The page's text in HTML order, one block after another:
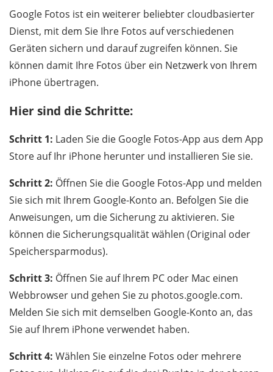
Google Fotos ist ein weiterer beliebter cloudbasierter
Dienst, mit dem Sie Ihre Fotos auf verschiedenen
Geräten sichern und darauf zugreifen können. Sie
können damit Ihre Fotos über ein Netzwerk von Ihrem
iPhone übertragen.
Hier sind die Schritte:
Schritt 1: Laden Sie die Google Fotos-App aus dem App
Store auf Ihr iPhone herunter und installieren Sie sie.
Schritt 2: Öffnen Sie die Google Fotos-App und melden
Sie sich mit Ihrem Google-Konto an. Befolgen Sie die
Anweisungen, um die Sicherung zu aktivieren. Sie
können die Sicherungsqualität wählen (Original oder
Speichersparmodus).
Schritt 3: Öffnen Sie auf Ihrem PC oder Mac einen
Webbrowser und gehen Sie zu photos.google.com.
Melden Sie sich mit demselben Google-Konto an, das
Sie auf Ihrem iPhone verwendet haben.
Schritt 4: Wählen Sie einzelne Fotos oder mehrere